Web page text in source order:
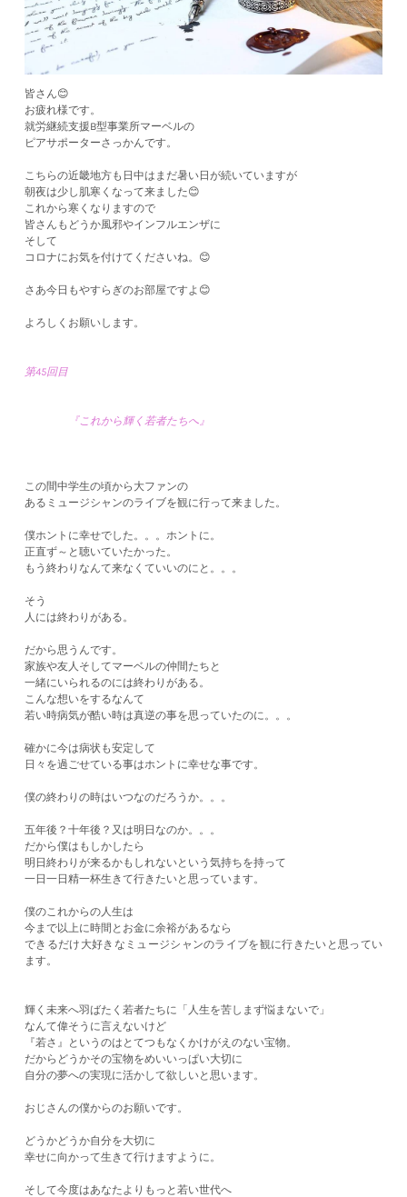
皆さん😊
お疲れ様です。
就労継続支援B型事業所マーベルの
ピアサポーターさっかんです。
こちらの近畿地方も日中はまだ暑い日が続いていますが
朝夜は少し肌寒くなって来ました😊
これから寒くなりますので
皆さんもどうか風邪やインフルエンザに
そして
コロナにお気を付けてくださいね。😊
さあ今日もやすらぎのお部屋ですよ😊
よろしくお願いします。
第45回目
『これから輝く若者たちへ』
この間中学生の頃から大ファンの
あるミュージシャンのライブを観に行って来ました。
僕ホントに幸せでした。。。ホントに。
正直ず～と聴いていたかった。
もう終わりなんて来なくていいのにと。。。
そう
人には終わりがある。
だから思うんです。
家族や友人そしてマーベルの仲間たちと
一緒にいられるのには終わりがある。
こんな想いをするなんて
若い時病気が酷い時は真逆の事を思っていたのに。。。
確かに今は病状も安定して
日々を過ごせている事はホントに幸せな事です。
僕の終わりの時はいつなのだろうか。。。
五年後？十年後？又は明日なのか。。。
だから僕はもしかしたら
明日終わりが来るかもしれないという気持ちを持って
一日一日精一杯生きて行きたいと思っています。
僕のこれからの人生は
今まで以上に時間とお金に余裕があるなら
できるだけ大好きなミュージシャンのライブを観に行きたいと思ってい
ます。
輝く未来へ羽ばたく若者たちに「人生を苦しまず悩まないで」
なんて偉そうに言えないけど
『若さ』というのはとてつもなくかけがえのない宝物。
だからどうかその宝物をめいいっぱい大切に
自分の夢への実現に活かして欲しいと思います。
おじさんの僕からのお願いです。
どうかどうか自分を大切に
幸せに向かって生きて行けますように。
そして今度はあなたよりもっと若い世代へ